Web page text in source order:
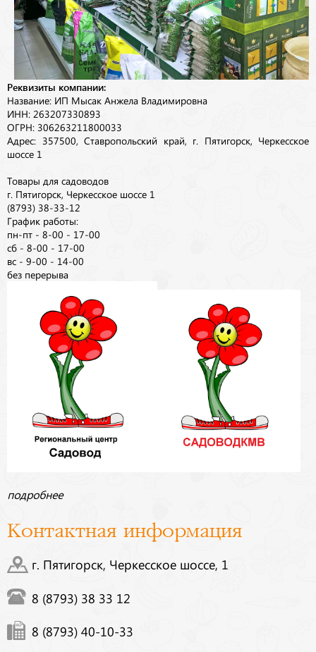
Реквизиты компании:
Название: ИП Мысак Анжела Владимировна
ИНН: 263207330893
ОГРН: 306263211800033
Адрес: 357500, Ставропольский край, г. Пятигорск, Черкесское
шоссе 1
Товары для садоводов
г. Пятигорск, Черкесское шоссе 1
(8793) 38-33-12
График работы:
пн-пт - 8-00 - 17-00
сб - 8-00 - 17-00
вс - 9-00 - 14-00
без перерыва
подробнее
Контактная информация
г. Пятигорск, Черкесское шоссе, 1
8 (8793) 38 33 12
8 (8793) 40-10-33